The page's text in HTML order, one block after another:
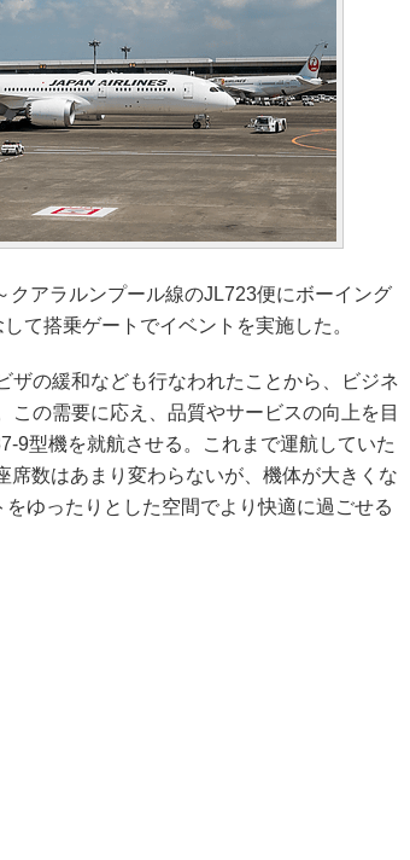
アラルンプール線のJL723便にボーイング
て搭乗ゲートでイベントを実施した。
の緩和なども行なわれたことから、ビジネ
この需要に応え、品質やサービスの向上を目
9型機を就航させる。これまで運航していた
席数はあまり変わらないが、機体が大きくな
ゆったりとした空間でより快適に過ごせる